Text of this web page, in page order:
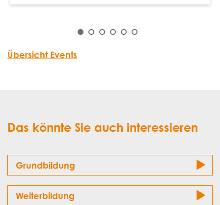
Übersicht Events
Das könnte Sie auch interessieren
Grundbildung
Weiterbildung